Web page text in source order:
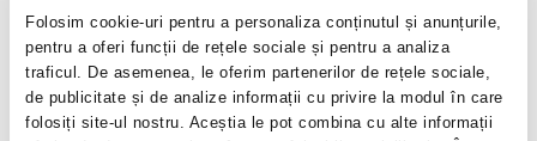
Folosim cookie-uri pentru a personaliza conținutul și anunțurile,
pentru a oferi funcții de rețele sociale și pentru a analiza
traficul. De asemenea, le oferim partenerilor de rețele sociale,
de publicitate și de analize informații cu privire la modul în care
folosiți site-ul nostru. Aceștia le pot combina cu alte informații
„Am obținut rezultate solide în trimestrul patru, ceea ce a contribuit
la profitabilitatea foarte bună a grupului nostru pentru întregul an,
depășindu-ne astfel obiectivele bugetate. Marjele noastre de
exploatare a restaurantelor în trimestrul patru s-au îmbunătățit
comparativ cu perioada similară din 2018, în principal ca urmare a
costurilor mai mici ale vânzărilor”, a declarat Valentin Budeș, CFO al